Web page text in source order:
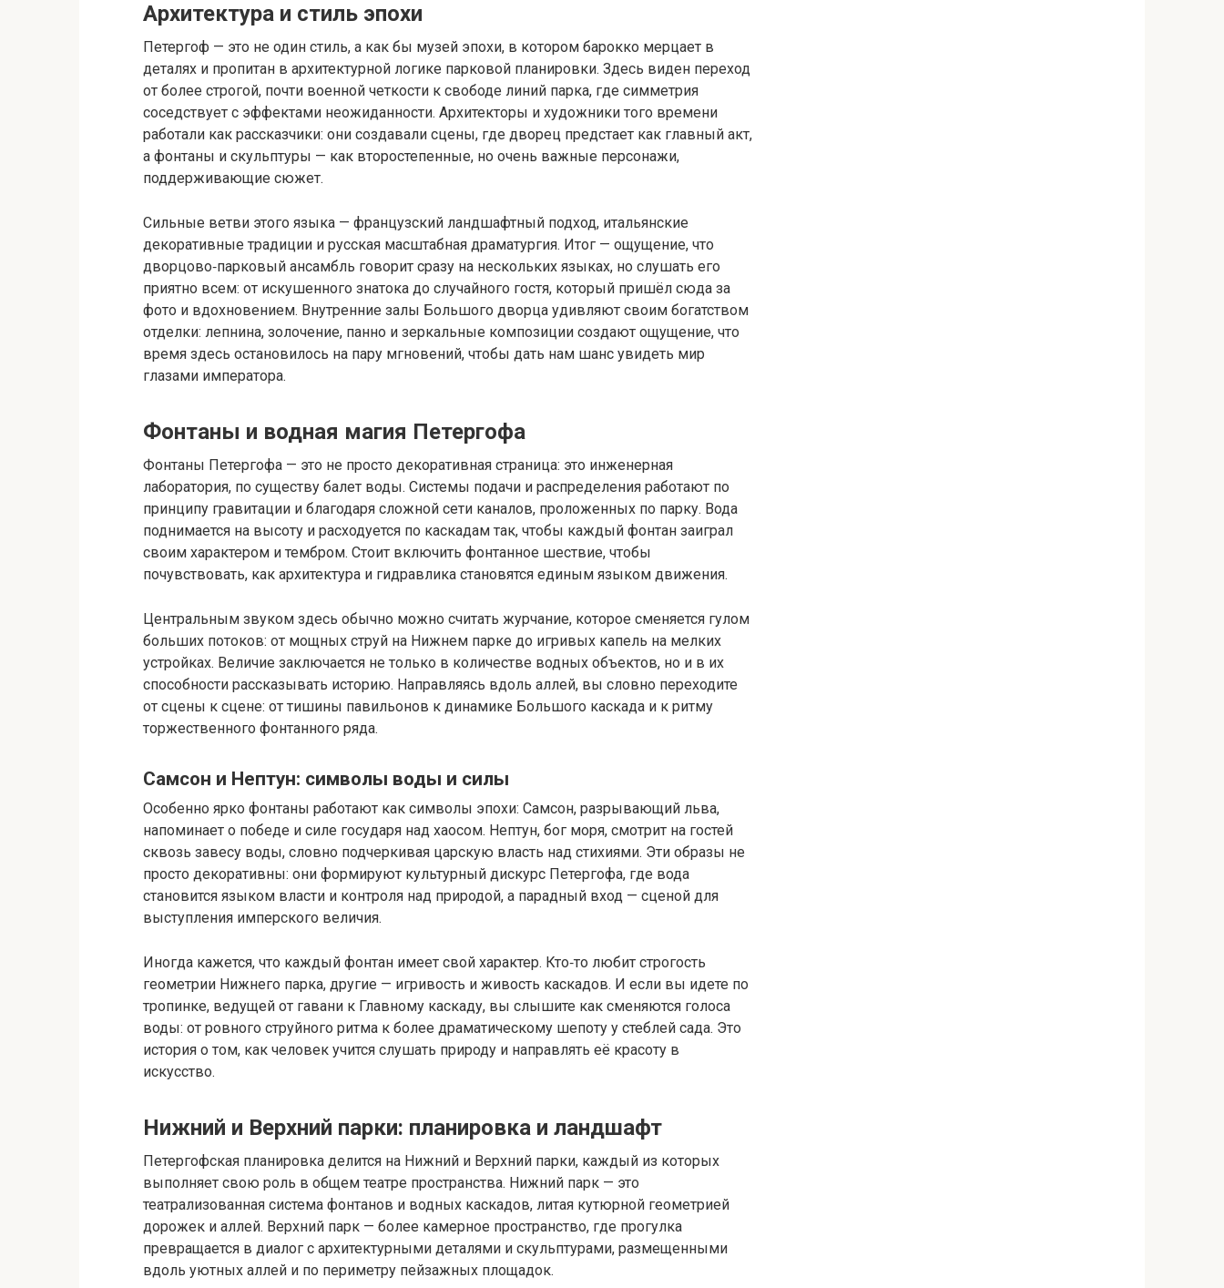
Архитектура и стиль эпохи
Петергоф — это не один стиль, а как бы музей эпохи, в котором барокко мерцает в
деталях и пропитан в архитектурной логике парковой планировки. Здесь виден переход
от более строгой, почти военной четкости к свободе линий парка, где симметрия
соседствует с эффектами неожиданности. Архитекторы и художники того времени
работали как рассказчики: они создавали сцены, где дворец предстает как главный акт,
а фонтаны и скульптуры — как второстепенные, но очень важные персонажи,
поддерживающие сюжет.
Сильные ветви этого языка — французский ландшафтный подход, итальянские
декоративные традиции и русская масштабная драматургия. Итог — ощущение, что
дворцово‑парковый ансамбль говорит сразу на нескольких языках, но слушать его
приятно всем: от искушенного знатока до случайного гостя, который пришёл сюда за
фото и вдохновением. Внутренние залы Большого дворца удивляют своим богатством
отделки: лепнина, золочение, панно и зеркальные композиции создают ощущение, что
время здесь остановилось на пару мгновений, чтобы дать нам шанс увидеть мир
глазами императора.
Фонтаны и водная магия Петергофа
Фонтаны Петергофа — это не просто декоративная страница: это инженерная
лаборатория, по существу балет воды. Системы подачи и распределения работают по
принципу гравитации и благодаря сложной сети каналов, проложенных по парку. Вода
поднимается на высоту и расходуется по каскадам так, чтобы каждый фонтан заиграл
своим характером и тембром. Стоит включить фонтанное шествие, чтобы
почувствовать, как архитектура и гидравлика становятся единым языком движения.
Центральным звуком здесь обычно можно считать журчание, которое сменяется гулом
больших потоков: от мощных струй на Нижнем парке до игривых капель на мелких
устройках. Величие заключается не только в количестве водных объектов, но и в их
способности рассказывать историю. Направляясь вдоль аллей, вы словно переходите
от сцены к сцене: от тишины павильонов к динамике Большого каскада и к ритму
торжественного фонтанного ряда.
Самсон и Нептун: символы воды и силы
Особенно ярко фонтаны работают как символы эпохи: Самсон, разрывающий льва,
напоминает о победе и силе государя над хаосом. Нептун, бог моря, смотрит на гостей
сквозь завесу воды, словно подчеркивая царскую власть над стихиями. Эти образы не
просто декоративны: они формируют культурный дискурс Петергофа, где вода
становится языком власти и контроля над природой, а парадный вход — сценой для
выступления имперского величия.
Иногда кажется, что каждый фонтан имеет свой характер. Кто‑то любит строгость
геометрии Нижнего парка, другие — игривость и живость каскадов. И если вы идете по
тропинке, ведущей от гавани к Главному каскаду, вы слышите как сменяются голоса
воды: от ровного струйного ритма к более драматическому шепоту у стеблей сада. Это
история о том, как человек учится слушать природу и направлять её красоту в
искусство.
Нижний и Верхний парки: планировка и ландшафт
Петергофская планировка делится на Нижний и Верхний парки, каждый из которых
выполняет свою роль в общем театре пространства. Нижний парк — это
театрализованная система фонтанов и водных каскадов, литая кутюрной геометрией
дорожек и аллей. Верхний парк — более камерное пространство, где прогулка
превращается в диалог с архитектурными деталями и скульптурами, размещенными
вдоль уютных аллей и по периметру пейзажных площадок.